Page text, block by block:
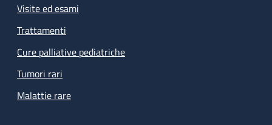
Visite ed esami
Trattamenti
Cure palliative pediatriche
Tumori rari
Malattie rare